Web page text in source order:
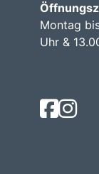
Montag
Uhr &